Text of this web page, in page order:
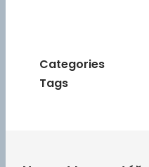
Categories
Tags